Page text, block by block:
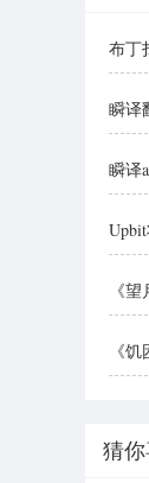
布丁
瞬译
瞬译
《
《
猜